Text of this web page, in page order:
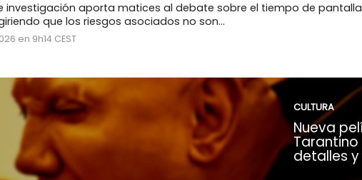
investigación aporta matices al debate sobre el tiempo de
que los riesgos asociados no son...
en 9h14 CEST
CULTURA
Nueva
Tarantino
detalles